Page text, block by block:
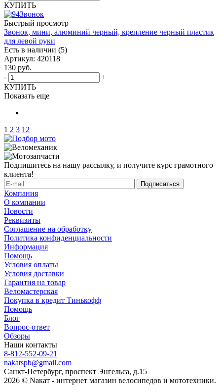
КУПИТЬ
Быстрый просмотр
Звонок, мини, алюминий черный, крепление черный пластик
для левой руки
Есть в наличии (5)
Артикул: 420118
130 руб.
-
+
КУПИТЬ
Показать еще
1 2 3 12
Подпишитесь на нашу рассылку, и получите курс грамотного
клиента!
Компания
О компании
Новости
Реквизиты
Соглашение на обработку
Политика конфиденциальности
Информация
Помощь
Условия оплаты
Условия доставки
Гарантия на товар
Веломастерская
Покупка в кредит Тинькофф
Помощь
Блог
Вопрос-ответ
Обзоры
Наши контакты
8-812-552-09-21
nakatspb@gmail.com
Санкт-Петербург, проспект Энгельса, д.15
2026 © Nакат - интернет магазин велосипедов и мототехники.